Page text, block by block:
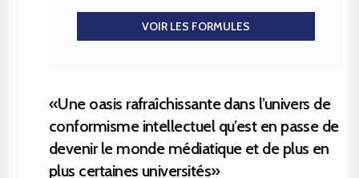
VOIR LES FORMULES
«Une oasis rafraîchissante dans l’univers de
conformisme intellectuel qu’est en passe de
devenir le monde médiatique et de plus en
plus certaines universités»